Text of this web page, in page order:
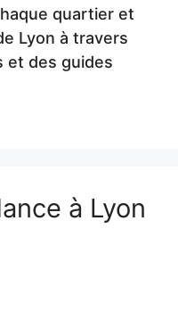
quartier et
Lyon à travers
et des guides
à Lyon